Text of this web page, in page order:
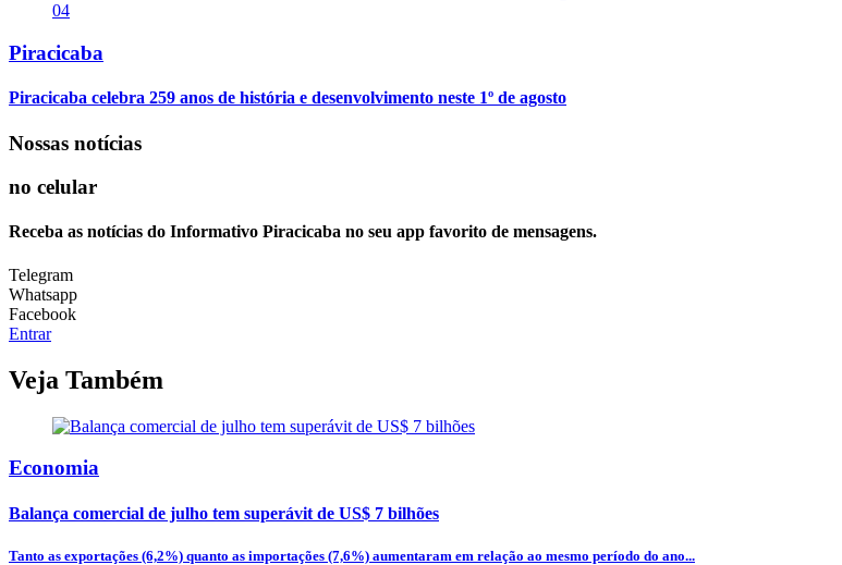
04
Piracicaba
Piracicaba celebra 259 anos de história e desenvolvimento neste 1º de agosto
Nossas notícias
no celular
Receba as notícias do Informativo Piracicaba no seu app favorito de mensagens.
Telegram
Whatsapp
Facebook
Entrar
Veja Também
Economia
Balança comercial de julho tem superávit de US$ 7 bilhões
Tanto as exportações (6,2%) quanto as importações (7,6%) aumentaram em relação ao mesmo período do ano...